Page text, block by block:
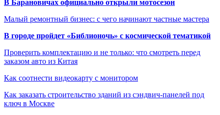
В Барановичах официально открыли мотосезон
Малый ремонтный бизнес: с чего начинают частные мастера
В городе пройдет «Библионочь» с космической тематикой
Проверить комплектацию и не только: что смотреть перед
заказом авто из Китая
Как соотнести видеокарту с монитором
Как заказать строительство зданий из сэндвич-панелей под
ключ в Москве